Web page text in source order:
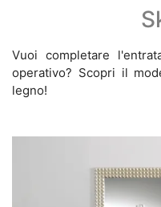
Vuoi completare
operativo? Scopri il
legno!